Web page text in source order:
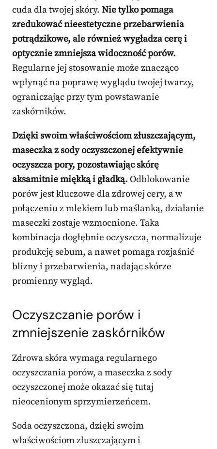
cuda dla twojej skóry. Nie tylko pomaga
zredukować nieestetyczne przebarwienia
potrądzikowe, ale również wygładza cerę i
optycznie zmniejsza widoczność porów.
Regularne jej stosowanie może znacząco
wpłynąć na poprawę wyglądu twojej twarzy,
ograniczając przy tym powstawanie
zaskórników.
Dzięki swoim właściwościom złuszczającym,
maseczka z sody oczyszczonej efektywnie
oczyszcza pory, pozostawiając skórę
aksamitnie miękką i gładką. Odblokowanie
porów jest kluczowe dla zdrowej cery, a w
połączeniu z mlekiem lub maślanką, działanie
maseczki zostaje wzmocnione. Taka
kombinacja dogłębnie oczyszcza, normalizuje
produkcję sebum, a nawet pomaga rozjaśnić
blizny i przebarwienia, nadając skórze
promienny wygląd.
Oczyszczanie porów i
zmniejszenie zaskórników
Zdrowa skóra wymaga regularnego
oczyszczania porów, a maseczka z sody
oczyszczonej może okazać się tutaj
nieocenionym sprzymierzeńcem.
Soda oczyszczona, dzięki swoim
właściwościom złuszczającym i